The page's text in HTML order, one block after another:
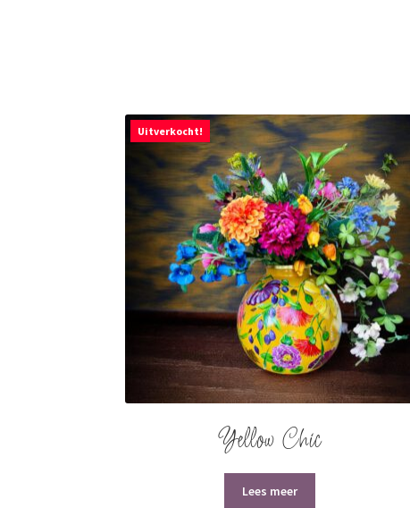
Uitverkocht!
Yellow Chic
Lees meer